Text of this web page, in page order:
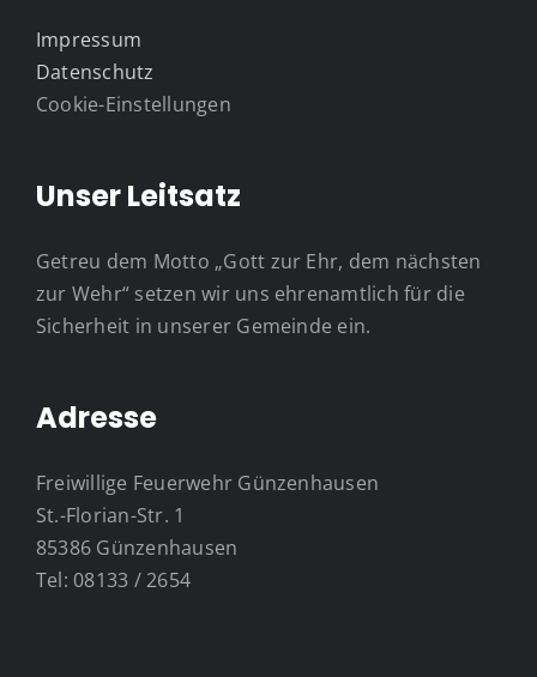
Impressum
Datenschutz
Cookie-Einstellungen
Unser Leitsatz
Getreu dem Motto „Gott zur Ehr, dem nächsten
zur Wehr“ setzen wir uns ehrenamtlich für die
Sicherheit in unserer Gemeinde ein.
Adresse
Freiwillige Feuerwehr Günzenhausen
St.-Florian-Str. 1
85386 Günzenhausen
Tel: 08133 / 2654